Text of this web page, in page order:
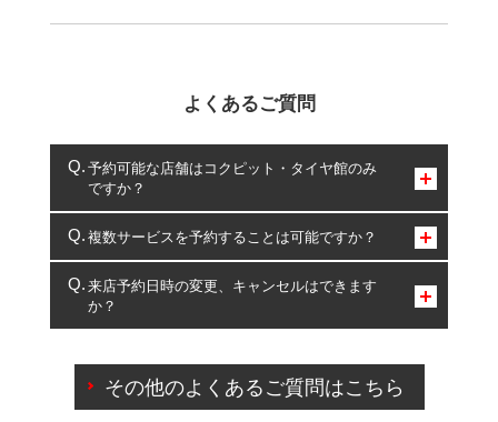
よくあるご質問
予約可能な店舗はコクピット・タイヤ館のみ
ですか？
コクピット・タイヤ館のみとなります。
複数サービスを予約することは可能ですか？
複数サービスのご予約は可能です。
一部の商品・サービスの組み合わせに限り、同時にご予約が
出来ないものもございます。
来店予約日時の変更、キャンセルはできます
か？
ご来店予約日の3営業日前を過ぎている場合のご予約
の日時変更につきましては、直接ご予約の店舗まで
その他のよくあるご質問はこちら